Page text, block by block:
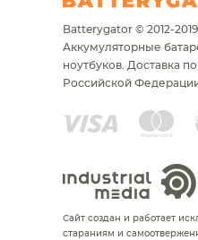
Batterygator © 2012-
Аккумуляторные
ноутбуков. Доставка
Российской
Сайт создан и работает
стараниям и